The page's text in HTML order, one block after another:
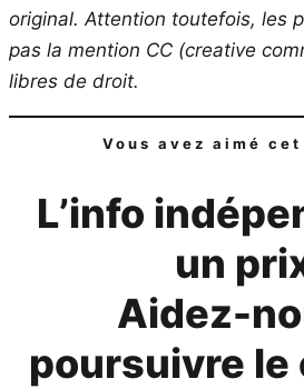
original. Attention toutefois, les
pas la mention CC (creative
libres de droit.
Vous avez aimé
L’info
un
Aidez-
poursuivre le